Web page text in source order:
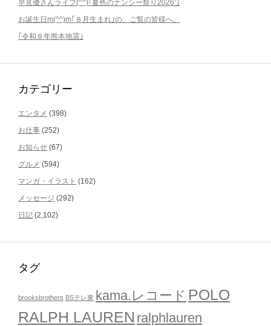
早見優さんライブ(^^)｢夏色のナンシー祭り2026’｣
お誕生日m(^^)m｢８月生まれ｣の、ご覧の皆様へ。
｢令和８年熊本地震｣
カテゴリー
エンタメ (398)
お仕事 (252)
お知らせ (67)
グルメ (594)
マンガ・イラスト (162)
メッセージ (292)
日記 (2,102)
タグ
brooksbrothers BSテレ東 kama.レコード POLO
RALPH LAUREN ralphlauren